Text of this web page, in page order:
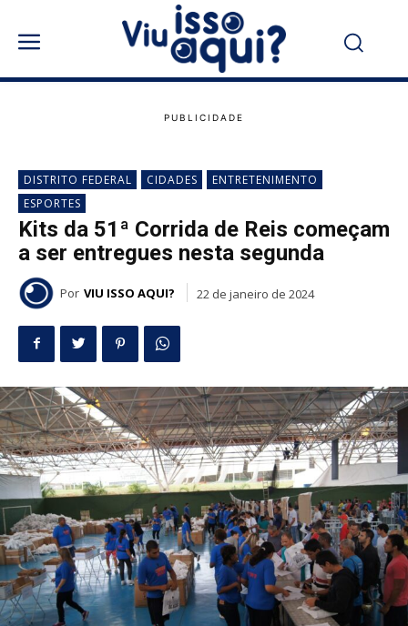
DISTRITO FEDERAL CIDADES
ENTRETENIMENTO
ESPORTES
Kits da 51ª Corrida de Reis começam
a ser entregues nesta segunda
Por VIU ISSO AQUI? 22 de janeiro de 2024